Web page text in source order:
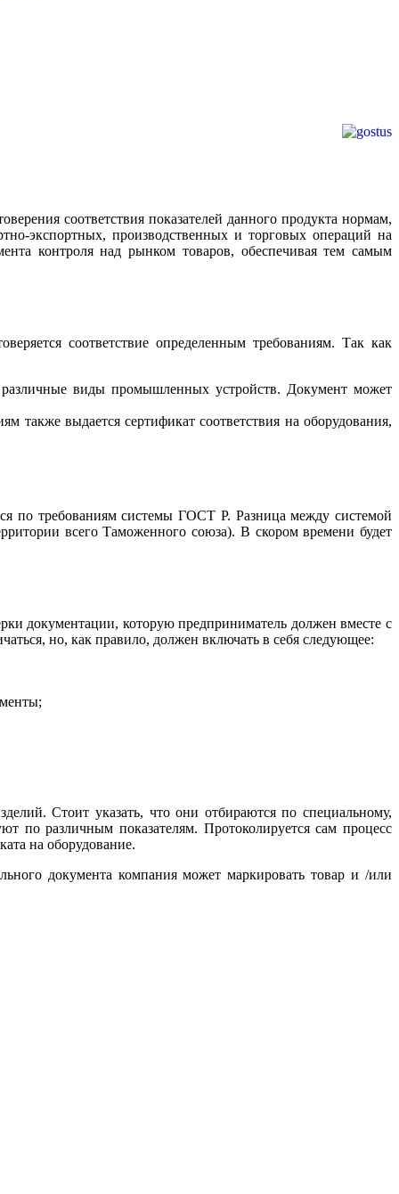
соответствия показателей данного продукта нормам,
экспортных, производственных и торговых операций на
контроля над рынком товаров, обеспечивая тем самым
соответствие определенным требованиям. Так как
виды промышленных устройств. Документ может
также выдается сертификат соответствия на оборудования,
по требованиям системы ГОСТ Р. Разница между системой
всего Таможенного союза). В скором времени будет
документации, которую предприниматель должен вместе с
но, как правило, должен включать в себя следующее:
Стоит указать, что они отбираются по специальному,
по различным показателям. Протоколируется сам процесс
на оборудование.
документа компания может маркировать товар и /или